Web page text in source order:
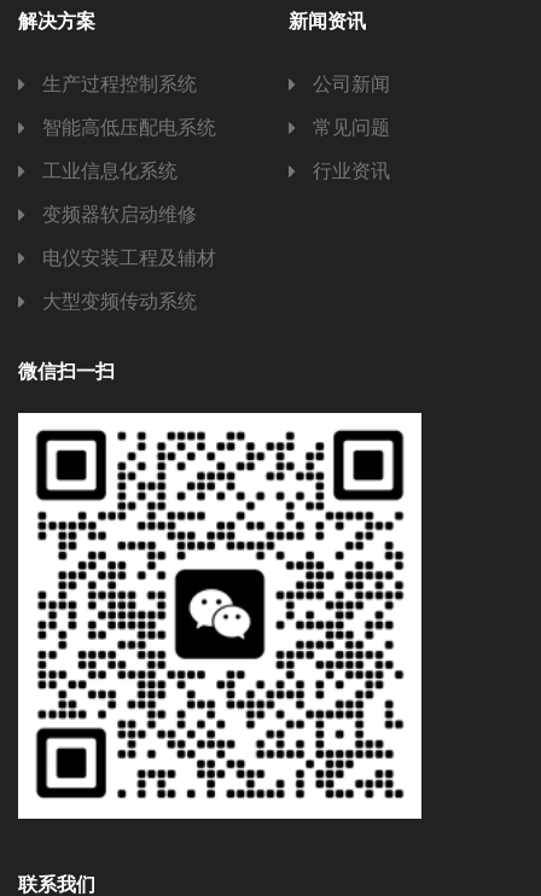
解决方案
生产过程控制系统
智能高低压配电系统
工业信息化系统
变频器软启动维修
电仪安装工程及辅材
大型变频传动系统
新闻资讯
公司新闻
常见问题
行业资讯
微信扫一扫
联系我们